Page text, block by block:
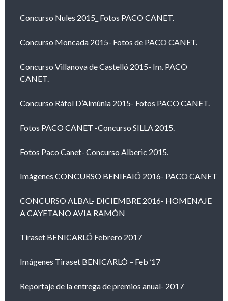
Concurso Nules 2015_ Fotos PACO CANET.
Concurso Moncada 2015- Fotos de PACO CANET.
Concurso Villanova de Castelló 2015- Im. PACO
CANET.
Concurso Ràfol D’Almúnia 2015- Fotos PACO CANET.
Fotos PACO CANET -Concurso SILLA 2015.
Fotos Paco Canet- Concurso Alberic 2015.
Imágenes CONCURSO BENIFAIÓ 2016- PACO CANET
CONCURSO ALBAL- DICIEMBRE 2016- HOMENAJE
A CAYETANO AVIA RAMÓN
Tiraset BENICARLÓ Febrero 2017
Imágenes Tiraset BENICARLÓ – Feb ’17
Reportaje de la entrega de premios anual- 2017